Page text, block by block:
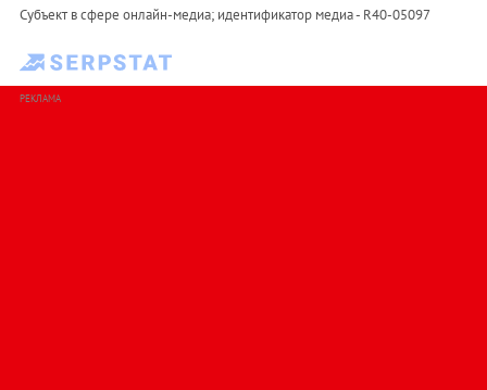
Субъект в сфере онлайн-медиа; идентификатор медиа - R40-05097
РЕКЛАМА